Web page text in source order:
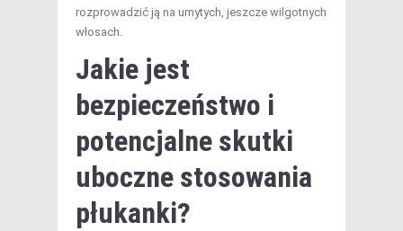
rozprowadzić ją na umytych, jeszcze wilgotnych
włosach.
Jakie jest
bezpieczeństwo i
potencjalne skutki
uboczne stosowania
płukanki?